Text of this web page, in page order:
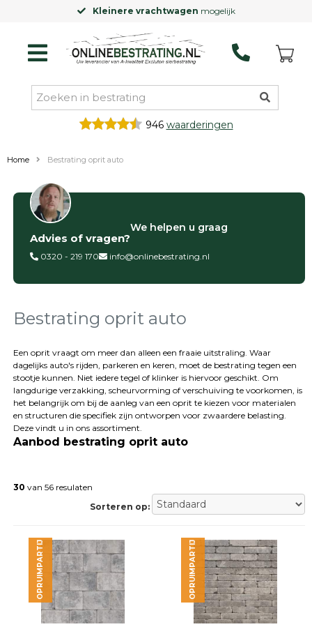
Kleinere vrachtwagen mogelijk
946 waarderingen
Home Bestrating oprit auto
Filter op
Categorieën
Betontegels
tegels
Natuursteen
Terrastegels
Tuintegels
Stoeptegels
Buitentegels
Balkontegels
Sierbestrating
bestrating
Trommelstenen
Wildverband
bestrating
Muurelementen
Straatklinkers
Opsluitbanden
Advies of vragen?
We helpen u graag
0320 - 219 170 info@onlinebestrating.nl
Bestrating oprit auto
Een oprit vraagt om meer dan alleen een fraaie uitstraling. Waar
dagelijks auto's rijden, parkeren en keren, moet de bestrating tegen een
stootje kunnen. Niet iedere tegel of klinker is hiervoor geschikt. Om
langdurige verzakking, scheurvorming of verschuiving te voorkomen, is
het belangrijk om bij de aanleg van een oprit te kiezen voor materialen
en structuren die specifiek zijn ontworpen voor zwaardere belasting.
Deze vindt u in ons assortiment.
Aanbod bestrating oprit auto
30 van 56 resulaten
Sorteren op:
OPRUIMPARTIJ OPRUIMPARTIJ